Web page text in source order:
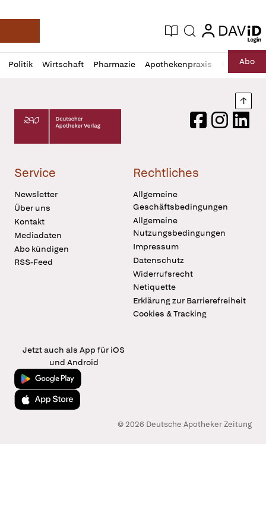
Deutsche Apotheker Zeitung
Aktuelle Ausgabe
Suche login
login
Politik Wirtschaft Pharmazie Apothekenpraxis RechtAbo
Profil
öffnen
Daz
Pur
Deutscher Apotheker Verlag Logo
FacebookInstagram
Service
Newsletter
Über uns
Kontakt
Mediadaten
Abo kündigen
RSS-Feed
Rechtliches
Allgemeine
Geschäftsbedingungen
Allgemeine
Nutzungsbedingungen
Impressum
Datenschutz
Widerrufsrecht
Netiquette
Erklärung zur Barrierefreiheit
Cookies & Tracking
Jetzt auch als App für iOS
und Android
Jetzt bei Google Play
Laden im App Store
© 2026 Deutsche Apotheker Zeitung